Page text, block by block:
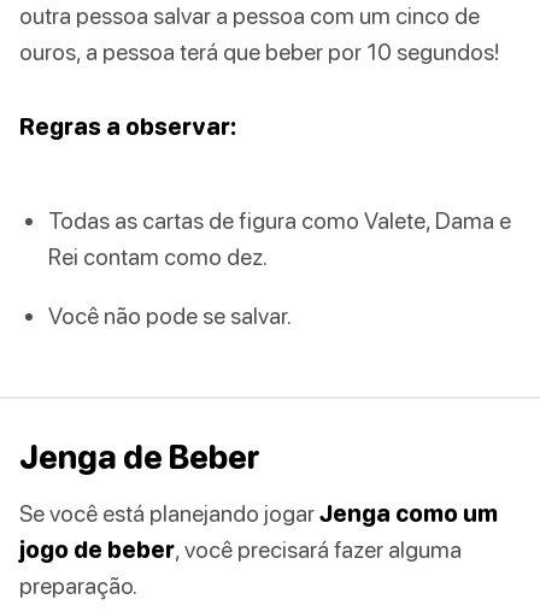
outra pessoa salvar a pessoa com um cinco de
ouros, a pessoa terá que beber por 10 segundos!
Regras a observar:
Todas as cartas de figura como Valete, Dama e
Rei contam como dez.
Você não pode se salvar.
Jenga de Beber
Se você está planejando jogarJenga como um
jogo de beber , você precisará fazer alguma
preparação.